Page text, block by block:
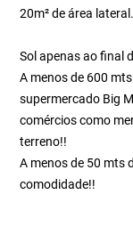
20m² de área lateral.
Sol apenas ao final
A menos de 600
supermercado Big
comércios como
terreno!!
A menos de 50 mts
comodidade!!